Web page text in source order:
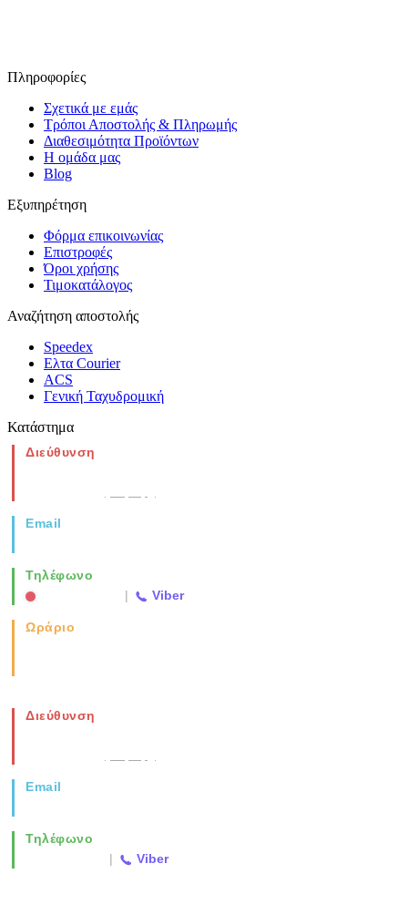
Πληροφορίες
Σχετικά με εμάς
Τρόποι Αποστολής & Πληρωμής
Διαθεσιμότητα Προϊόντων
Η ομάδα μας
Blog
Εξυπηρέτηση
Φόρμα επικοινωνίας
Επιστροφές
Όροι χρήσης
Τιμοκατάλογος
Αναζήτηση αποστολής
Speedex
Ελτα Courier
ACS
Γενική Ταχυδρομική
Κατάστημα
Διεύθυνση
Email
Τηλέφωνο
| Viber
Ωράριο
Διεύθυνση
Email
Τηλέφωνο
| Viber